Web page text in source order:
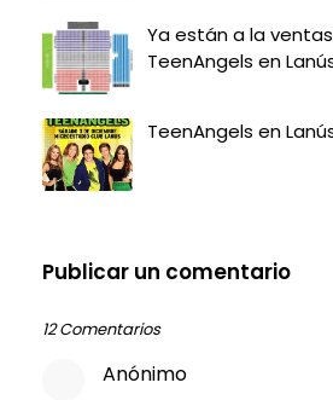
Ya están a la
TeenAngels en
TeenAngels en
Publicar un comentario
12 Comentarios
Anónimo